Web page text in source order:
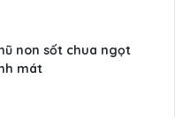
non sốt chua ngọt
mát